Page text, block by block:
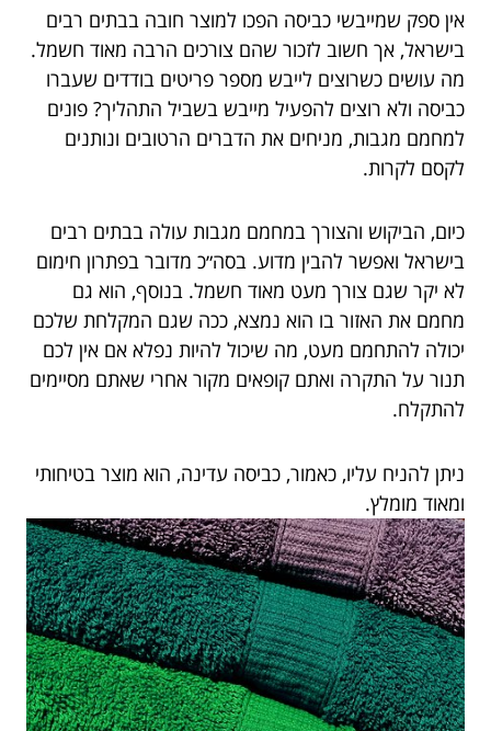
אין ספק שמייבשי כביסה הפכו למוצר חובה בבתים רבים
בישראל, אך חשוב לזכור שהם צורכים הרבה מאוד חשמל.
מה עושים כשרוצים לייבש מספר פריטים בודדים שעברו
כביסה ולא רוצים להפעיל מייבש בשביל התהליך? פונים
למחמם מגבות, מניחים את הדברים הרטובים ונותנים
לקסם לקרות.
כיום, הביקוש והצורך במחמם מגבות עולה בבתים רבים
בישראל ואפשר להבין מדוע. בסה״כ מדובר בפתרון חימום
לא יקר שגם צורך מעט מאוד חשמל. בנוסף, הוא גם
מחמם את האזור בו הוא נמצא, ככה שגם המקלחת שלכם
יכולה להתחמם מעט, מה שיכול להיות נפלא אם אין לכם
תנור על התקרה ואתם קופאים מקור אחרי שאתם מסיימים
להתקלח.
ניתן להניח עליו, כאמור, כביסה עדינה, הוא מוצר בטיחותי
ומאוד מומלץ.